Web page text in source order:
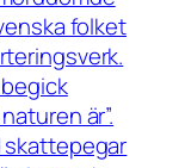
folket
är”.
skattepegar